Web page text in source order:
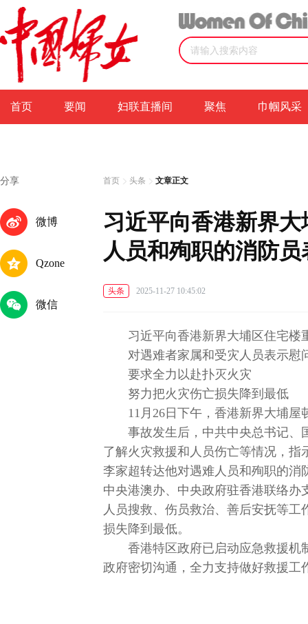
首页 要闻 妇联直播间 聚焦 巾帼风采
分享
微博
Qzone
微信
首页 头条 文章正文
习近平向香港新界
人员和殉职的消防
头条 2025-11-27 10:45:02
习近平向香港新界大埔区住宅楼
对遇难者家属和受灾人员表示慰
要求全力以赴扑灭火灾
努力把火灾伤亡损失降到最低
11月26日下午，香港新界大埔
事故发生后，中共中央总书记、
了解火灾救援和人员伤亡等情况，
李家超转达他对遇难人员和殉职的
中央港澳办、中央政府驻香港联络
人员搜救、伤员救治、善后安抚等
损失降到最低。
香港特区政府已启动应急救援机
政府密切沟通，全力支持做好救援工
人大代表金瑞瑞：做绣娘身边的法
王卓伦：战地